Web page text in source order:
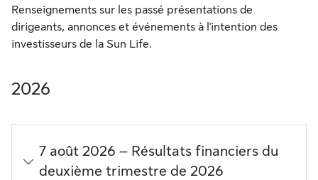
Renseignements sur les passé présentations de
dirigeants, annonces et événements à l'intention des
investisseurs de la Sun Life.
2026
7 août 2026 – Résultats financiers du
deuxième trimestre de 2026